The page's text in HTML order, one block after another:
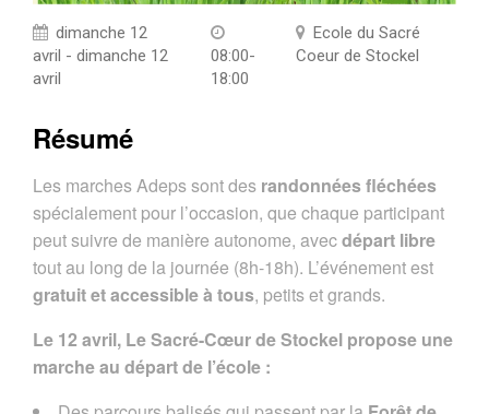
dimanche 12
avril - dimanche 12
avril
08:00-
18:00
Ecole du Sacré
Coeur de Stockel
Résumé
Les marches Adeps sont des randonnées fléchées
spécialement pour l’occasion, que chaque participant
peut suivre de manière autonome, avecdépart libre
tout au long de la journée (8h-18h). L’événement est
gratuit et accessible à tous, petits et grands.
Le 12 avril, Le Sacré-Cœur de Stockel propose une
marche au départ de l’école :